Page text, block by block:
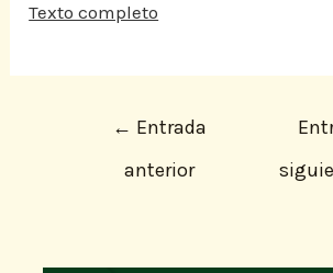
Texto completo
← Entrada
anterior